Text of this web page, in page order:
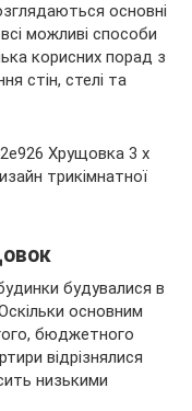
основні
можливі способи
корисних порад з
стін, стелі та
будувалися в
основним
бюджетного
відрізнялися
низькими